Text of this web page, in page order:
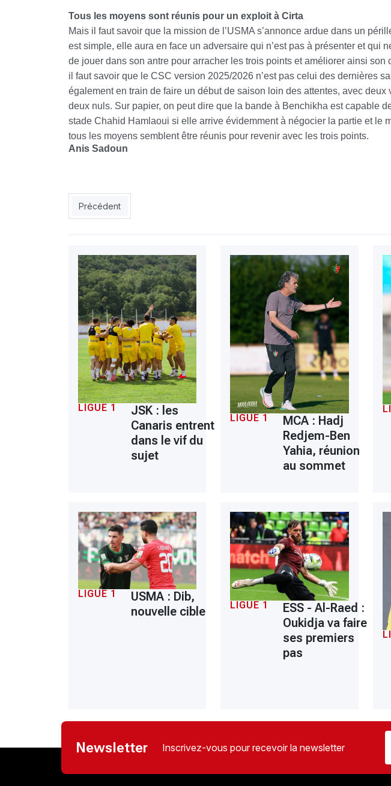
Tous les moyens sont réunis pour un exploit à Cirta
Mais il faut savoir que la mission de l’USMA s’annonce ardue dans un
est simple, elle aura en face un adversaire qui n’est pas à présenter et qui
de jouer dans son antre pour arracher les trois points et améliorer ainsi son
il faut savoir que le CSC version 2025/2026 n’est pas celui des dernières
également en train de faire un début de saison loin des attentes, avec deux
deux nuls. Sur papier, on peut dire que la bande à Benchikha est capable
stade Chahid Hamlaoui si elle arrive évidemment à négocier la partie et le
tous les moyens semblent être réunis pour revenir avec les trois points.
Anis Sadoun
Article précédent : MBR 1 - CRB 1 : le Chabab cale encore
Précédent
LIGUE 1
JSK : les
Canaris entrent
dans le vif du
sujet
LIGUE 1
MCA : Hadj
Redjem-Ben
Yahia, réunion
au sommet
LIGUE 1
USMA : Dib,
nouvelle cible
LIGUE 1
ESS - Al-Raed :
Oukidja va faire
ses premiers
pas
Newsletter Inscrivez-vous pour recevoir la newsletter